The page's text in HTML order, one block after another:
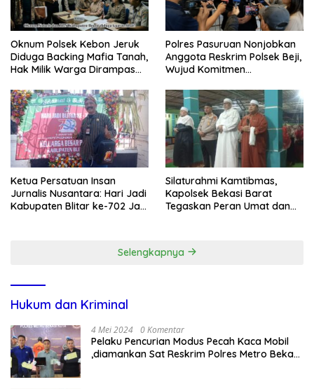
Oknum Polsek Kebon Jeruk
Diduga Backing Mafia Tanah,
Hak Milik Warga Dirampas
Polres Pasuruan Nonjobkan
Anggota Reskrim Polsek Beji,
Wujud Komitmen
Dugaan Penganiayaan
Ketua Persatuan Insan
Jurnalis Nusantara: Hari Jadi
Kabupaten Blitar ke-702 Jadi
Silaturahmi Kamtibmas,
Kapolsek Bekasi Barat
Tegaskan Peran Umat dan
Selengkapnya
Hukum dan Kriminal
4 Mei 2024 0 Komentar
Pelaku Pencurian Modus Pecah Kaca Mobil
,diamankan Sat Reskrim Polres Metro Bekasi